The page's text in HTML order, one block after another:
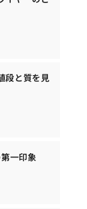
段と質を見
一印象